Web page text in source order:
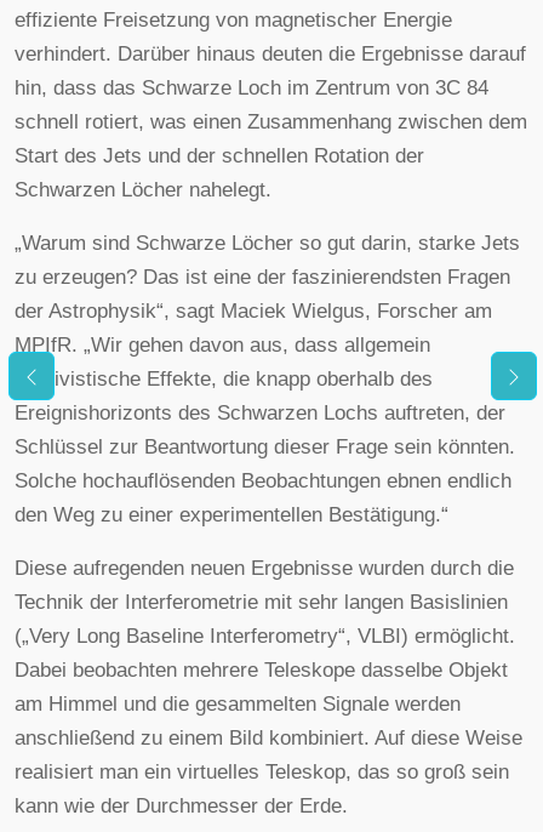
effiziente Freisetzung von magnetischer Energie
verhindert. Darüber hinaus deuten die Ergebnisse darauf
hin, dass das Schwarze Loch im Zentrum von 3C 84
schnell rotiert, was einen Zusammenhang zwischen dem
Start des Jets und der schnellen Rotation der
Schwarzen Löcher nahelegt.
„Warum sind Schwarze Löcher so gut darin, starke Jets
zu erzeugen? Das ist eine der faszinierendsten Fragen
der Astrophysik“, sagt Maciek Wielgus, Forscher am
MPIfR. „Wir gehen davon aus, dass allgemein
relativistische Effekte, die knapp oberhalb des
Ereignishorizonts des Schwarzen Lochs auftreten, der
Schlüssel zur Beantwortung dieser Frage sein könnten.
Solche hochauflösenden Beobachtungen ebnen endlich
den Weg zu einer experimentellen Bestätigung.“
Diese aufregenden neuen Ergebnisse wurden durch die
Technik der Interferometrie mit sehr langen Basislinien
(„Very Long Baseline Interferometry“, VLBI) ermöglicht.
Dabei beobachten mehrere Teleskope dasselbe Objekt
am Himmel und die gesammelten Signale werden
anschließend zu einem Bild kombiniert. Auf diese Weise
realisiert man ein virtuelles Teleskop, das so groß sein
kann wie der Durchmesser der Erde.